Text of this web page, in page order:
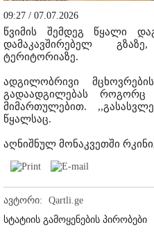
09:27 / 07.07.2026
წვიმის შემდეგ წყალი
დამაკავშირებელ
ტერიტორიაზე.
ადგილობრივი
გადაადგილებას როგორც
მიმართულებით.
წყალსაც.
აღნიშნულ მონაკვეთში
ავტორი:
Qartli.ge
სტატიის გამოყენების პირობები